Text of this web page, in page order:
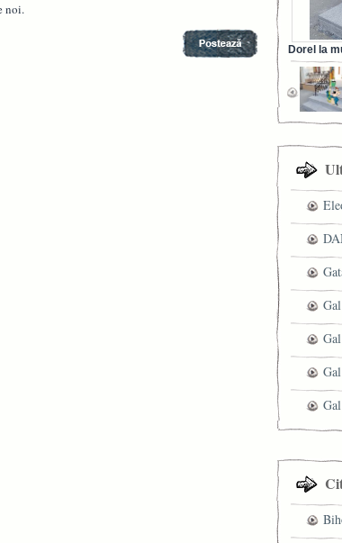
noi.
Dorel la
din